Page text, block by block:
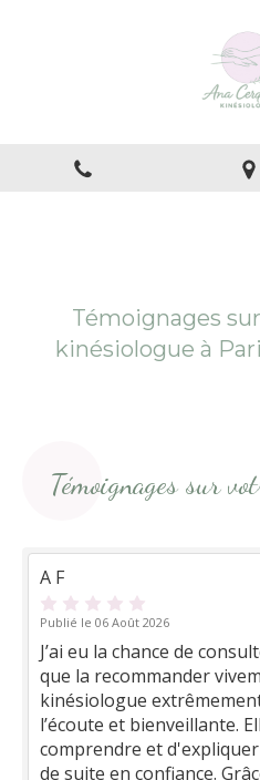
Témoignages
kinésiologue à
Témoignages sur
A F
Publié le 06 Août 2026
J’ai eu la chance de
que la recommander
kinésiologue
l’écoute et bienveillante.
comprendre et
de suite en confiance.